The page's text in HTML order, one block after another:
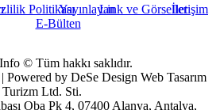
PolitikasıYayınlayanLink ve Görsellerİletişim
E-Bülten
© Tüm hakkı saklıdır.
by DeSe Design Web Tasarım
Turizm Ltd. Sti.
Oba Pk 4, 07400 Alanya, Antalya,